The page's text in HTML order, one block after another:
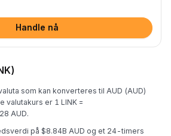
Handle nå
som kan konverteres til AUD (AUD)
valutakurs er 1 LINK =
AUD.
på $8.84B AUD og et 24-timers